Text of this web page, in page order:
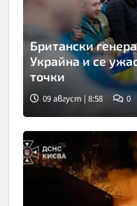
Снимка: Укринформ
Британски
Украйна и се
точки
09 август | 8:58 0